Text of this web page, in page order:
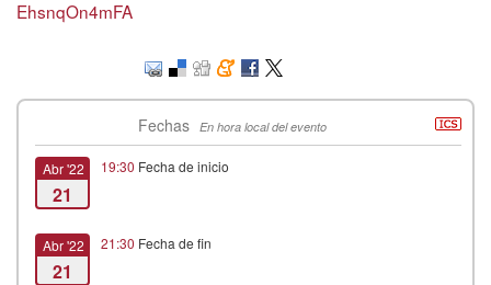
EhsnqOn4mFA
Fechas En hora local del evento
Abr '22
21
19:30 Fecha de inicio
Abr '22
21
21:30 Fecha de fin